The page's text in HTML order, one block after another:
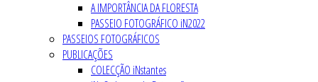
A IMPORTÂNCIA DA FLORESTA
PASSEIO FOTOGRÁFICO iN2022
PASSEIOS FOTOGRÁFICOS
PUBLICAÇÕES
COLECÇÃO iNstantes